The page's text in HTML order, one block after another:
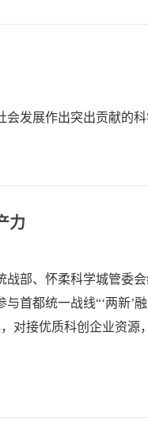
发展作出突出贡献的
力
部、怀柔科学城管委会
首都统一战线“‘两新’融
对接优质科创企业资源